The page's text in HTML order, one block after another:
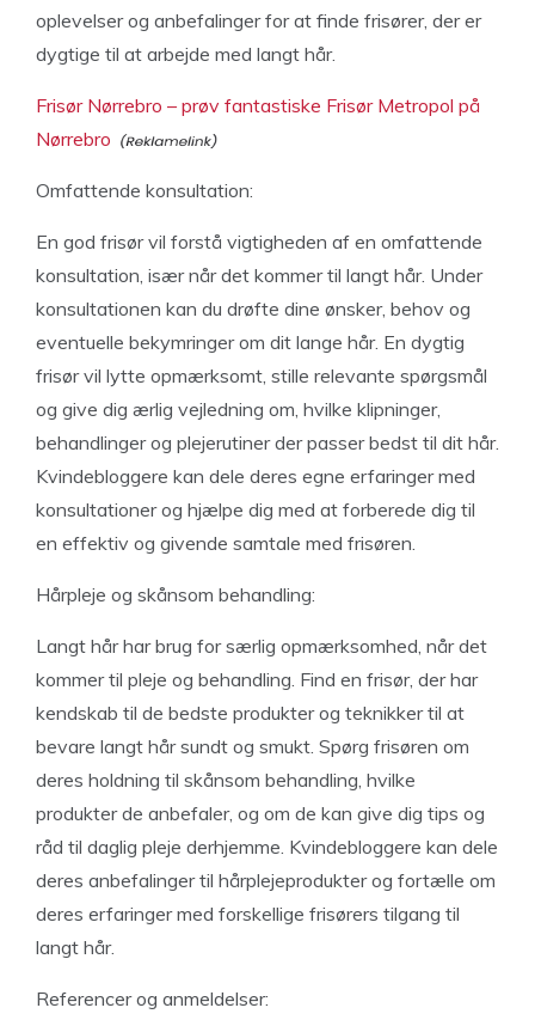
oplevelser og anbefalinger for at finde frisører, der er
dygtige til at arbejde med langt hår.
Frisør Nørrebro – prøv fantastiske Frisør Metropol på
Nørrebro
Omfattende konsultation:
En god frisør vil forstå vigtigheden af en omfattende
konsultation, især når det kommer til langt hår. Under
konsultationen kan du drøfte dine ønsker, behov og
eventuelle bekymringer om dit lange hår. En dygtig
frisør vil lytte opmærksomt, stille relevante spørgsmål
og give dig ærlig vejledning om, hvilke klipninger,
behandlinger og plejerutiner der passer bedst til dit hår.
Kvindebloggere kan dele deres egne erfaringer med
konsultationer og hjælpe dig med at forberede dig til
en effektiv og givende samtale med frisøren.
Hårpleje og skånsom behandling:
Langt hår har brug for særlig opmærksomhed, når det
kommer til pleje og behandling. Find en frisør, der har
kendskab til de bedste produkter og teknikker til at
bevare langt hår sundt og smukt. Spørg frisøren om
deres holdning til skånsom behandling, hvilke
produkter de anbefaler, og om de kan give dig tips og
råd til daglig pleje derhjemme. Kvindebloggere kan dele
deres anbefalinger til hårplejeprodukter og fortælle om
deres erfaringer med forskellige frisørers tilgang til
langt hår.
Referencer og anmeldelser: